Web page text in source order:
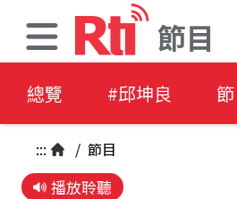
節目
總覽 #邱坤良
::: / 節目
播放聆聽